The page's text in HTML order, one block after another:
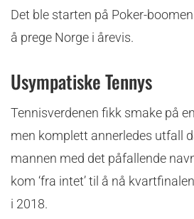
Det ble starten på Poker-
å prege Norge i årevis.
Usympatiske Tennys
Tennisverdenen fikk smake på
men komplett annerledes utfall
mannen med det påfallende
kom ‘fra intet’ til å nå
i 2018.